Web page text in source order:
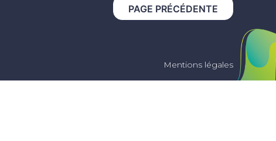
PAGE PRÉCÉDENTE
Mentions légales